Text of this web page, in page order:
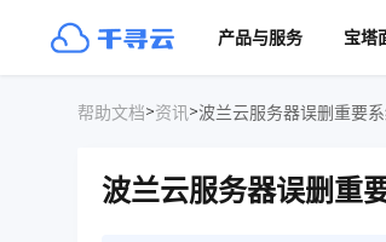
产品与服务 宝塔
帮助文档>资讯>波兰云服务器误删重要
波兰云服务器误删重